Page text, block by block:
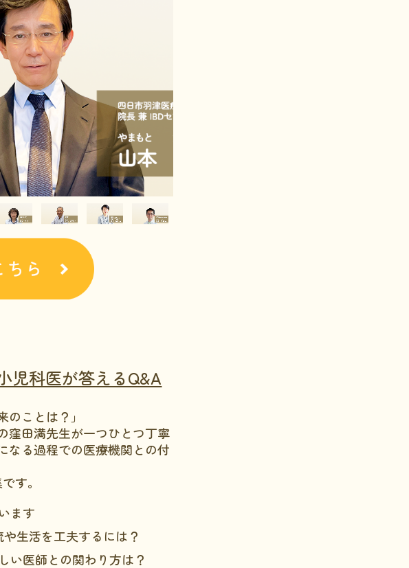
児科医が答えるQ&A
のことは？」
窪田満先生が一つひとつ丁寧
なる過程での医療機関との付
す。
ます
生活を工夫するには？
い医師との関わり方は？